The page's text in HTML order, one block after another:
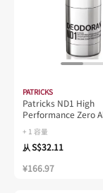
PATRICKS
Patricks ND1 High
Performance Zero
Deodorant
+ 1 容量
从S$32.11
¥166.97